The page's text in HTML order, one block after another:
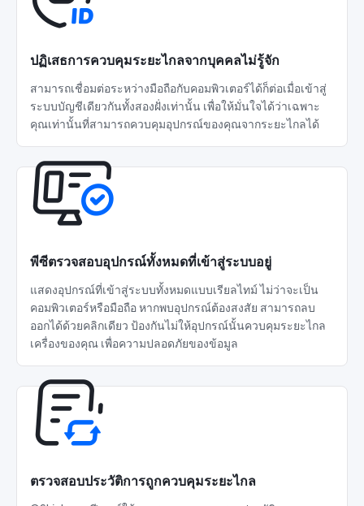
ปฏิเสธการควบคุมระยะไกลจากบุคคลไม่รู้จัก
สามารถเชื่อมต่อระหว่างมือถือกับคอมพิวเตอร์ได้ก็ต่อเมื่อเข้าสู่
ระบบบัญชีเดียวกันทั้งสองฝั่งเท่านั้น เพื่อให้มั่นใจได้ว่าเฉพาะ
คุณเท่านั้นที่สามารถควบคุมอุปกรณ์ของคุณจากระยะไกลได้
พีซีตรวจสอบอุปกรณ์ทั้งหมดที่เข้าสู่ระบบอยู่
แสดงอุปกรณ์ที่เข้าสู่ระบบทั้งหมดแบบเรียลไทม์ ไม่ว่าจะเป็น
คอมพิวเตอร์หรือมือถือ หากพบอุปกรณ์ต้องสงสัย สามารถลบ
ออกได้ด้วยคลิกเดียว ป้องกันไม่ให้อุปกรณ์นั้นควบคุมระยะไกล
เครื่องของคุณ เพื่อความปลอดภัยของข้อมูล
ตรวจสอบประวัติการถูกควบคุมระยะไกล